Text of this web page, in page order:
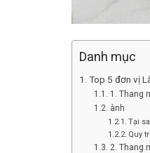
Danh mục
Top 5 đơn vị
1. Thang
ành
Tại
Quy
2. Thang